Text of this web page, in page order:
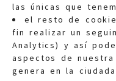
las únicas que
el resto de
fin realizar un
Analytics) y así
aspectos de
genera en la
Quejas:
Teléfonos: